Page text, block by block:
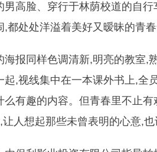
男高脸、穿行于林荫校道的自
,都处处洋溢着美好又暧昧的青
同样色调清新,明亮的教室,
起,视线集中在一本课外书上,全
么有趣的内容。但青春里不止
让人想起那些未曾表明的心意,